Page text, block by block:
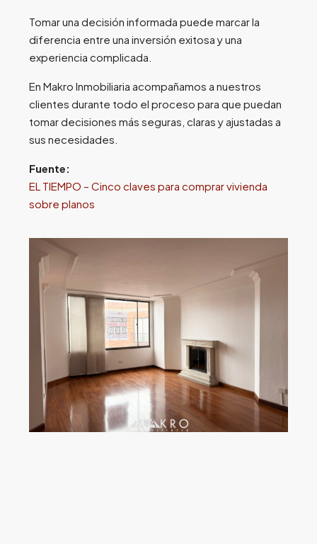
Tomar una decisión informada puede marcar la
diferencia entre una inversión exitosa y una
experiencia complicada.
En Makro Inmobiliaria acompañamos a nuestros
clientes durante todo el proceso para que puedan
tomar decisiones más seguras, claras y ajustadas a
sus necesidades.
Fuente:
EL TIEMPO – Cinco claves para comprar vivienda
sobre planos